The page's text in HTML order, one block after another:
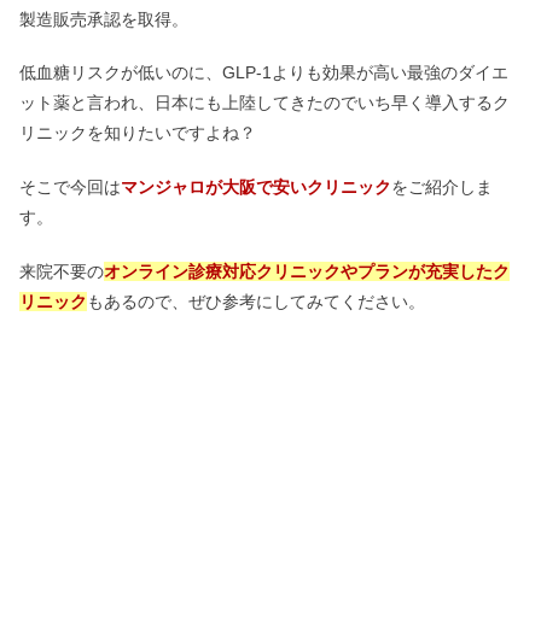
製造販売承認を取得。
低血糖リスクが低いのに、GLP-1よりも効果が高い最強のダイエ
ット薬と言われ、日本にも上陸してきたのでいち早く導入するク
リニックを知りたいですよね？
そこで今回はマンジャロが大阪で安いクリニックをご紹介しま
す。
来院不要のオンライン診療対応クリニックやプランが充実したク
リニック もあるので、ぜひ参考にしてみてください。